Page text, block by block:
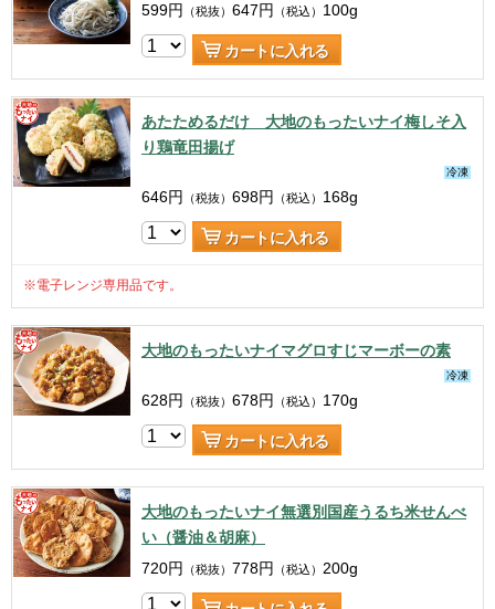
599円 （税抜） 647円 （税込） 100g
カートに入れる
あたためるだけ 大地のもったいナイ梅しそ入
り鶏竜田揚げ
冷凍
646円 （税抜） 698円 （税込） 168g
カートに入れる
※電子レンジ専用品です。
大地のもったいナイマグロすじマーボーの素
冷凍
628円 （税抜） 678円 （税込） 170g
カートに入れる
大地のもったいナイ無選別国産うるち米せんべ
い（醤油＆胡麻）
720円 （税抜） 778円 （税込） 200g